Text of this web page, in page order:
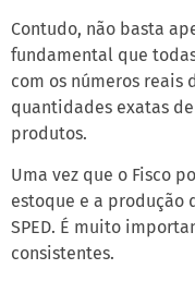
Contudo, não basta
fundamental que
com os números reais
quantidades exatas
produtos.
Uma vez que o Fisco
estoque e a produção
SPED. É muito
consistentes.